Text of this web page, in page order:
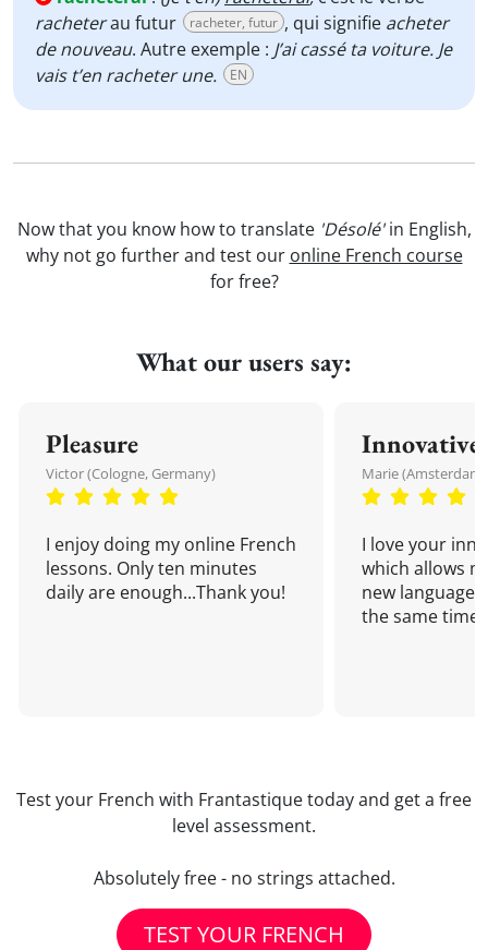
racheterau futur racheter, futur , qui signifie acheter
de nouveau. Autre exemple : J’ai cassé ta voiture. Je
vais t’en racheter une.
EN
Now that you know how to translate 'Désolé'in English,
why not go further and test our online French course
for free?
What our users say:
Pleasure
Victor (Cologne, Germany)
I enjoy doing my online French
lessons. Only ten minutes
daily are enough...Thank you!
Innovative
Marie
I love your
which allows
new language
the same time!
Test your French with Frantastique today and get a free
level assessment.
Absolutely free - no strings attached.
TEST YOUR FRENCH